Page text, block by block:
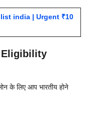
india | Urgent ₹10
Eligibility
के लिए आप भारतीय होने